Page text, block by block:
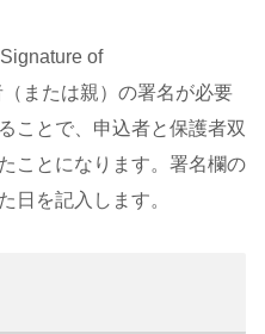
of
または親）の署名が必要
ことで、申込者と保護者双
ことになります。署名欄の
日を記入します。